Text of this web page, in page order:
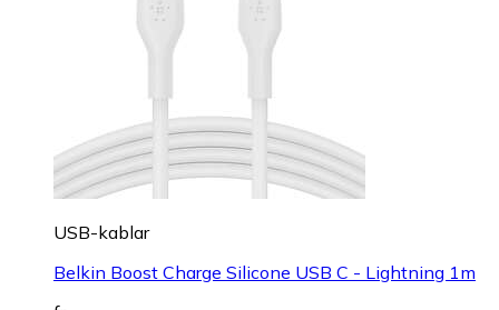
USB-kablar
Belkin Boost Charge Silicone USB C - Lightning 1m